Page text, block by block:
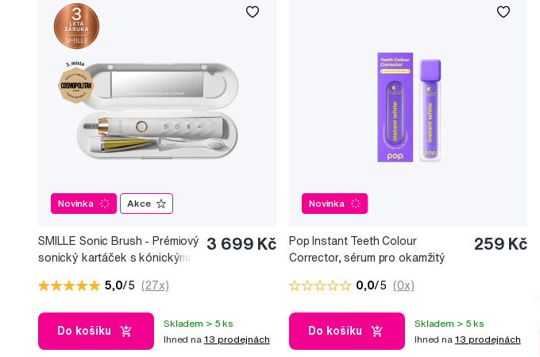
Novinka Akce
SMILLE Sonic Brush - Prémiový
sonický kartáček s kónickými
3 699 Kč
5,0/5 (27x)
Do košíku
Skladem > 5 ks
Ihned na 13 prodejnách
Novinka
Pop Instant Teeth Colour
Corrector, sérum pro okamžitý
259 Kč
0,0/5 (0x)
Do košíku
Skladem > 5 ks
Ihned na 13 prodejnách